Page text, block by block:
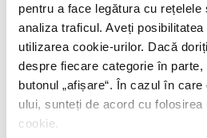
pentru a face legătura cu rețelele
analiza traficul. Aveți
utilizarea cookie-urilor. Dacă
despre fiecare categorie în
butonul „ afișare“. În cazul în
ului, sunteți de acord cu folosirea
cookie.